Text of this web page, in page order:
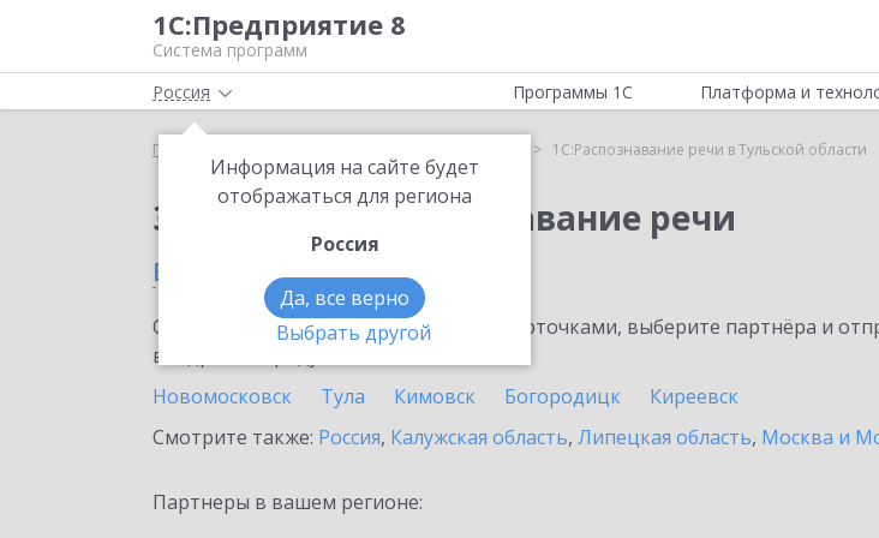
1С:Предприятие 8
Система программ
Россия
Информация на сайте будет
отображаться для региона
Россия
Да, все верно
Выбрать другой
Программы 1С Платформа и
Главная 1С:Распознавание речи в Тульской области
Заказать 1С:Распознавание речи
в Тульской области
Ознакомьтесь с информационными карточками, выберите партнёра и
внедрение продукта.
Новомосковск
Тула Кимовск Богородицк
Киреевск
Смотрите также: Россия, Калужская область, Липецкая область, Москва и
Партнеры в вашем регионе: